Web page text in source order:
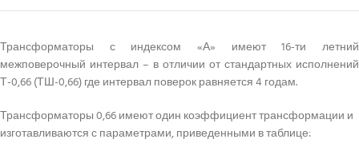
Трансформаторы с индексом «А» имеют 16-ти летний
межповерочный интервал – в отличии от стандартных исполнений
Т-0,66 (ТШ-0,66) где интервал поверок равняется 4 годам.
Трансформаторы 0,66 имеют один коэффициент трансформации и
изготавливаются с параметрами, приведенными в таблице: